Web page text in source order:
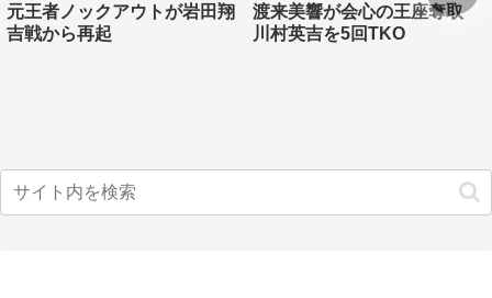
元王者ノックアウトが岩田翔
吉戦から再起
渡来美響が会心の王座奪取
川村英吉を5回TKO